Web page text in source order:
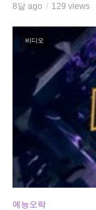
8달 ago 129 views
비디오
예능오락